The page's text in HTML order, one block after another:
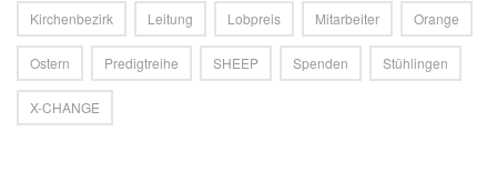
Kirchenbezirk Leitung Lobpreis Mitarbeiter Orange
Ostern Predigtreihe SHEEP Spenden Stühlingen
X-CHANGE